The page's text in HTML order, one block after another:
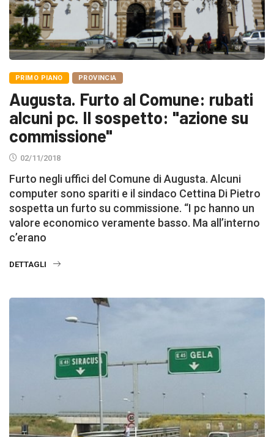
PRIMO PIANO PROVINCIA
Augusta. Furto al Comune: rubati
alcuni pc. Il sospetto: "azione su
commissione"
02/11/2018
Furto negli uffici del Comune di Augusta. Alcuni
computer sono spariti e il sindaco Cettina Di Pietro
sospetta un furto su commissione. “I pc hanno un
valore economico veramente basso. Ma all’interno
c’erano
DETTAGLI